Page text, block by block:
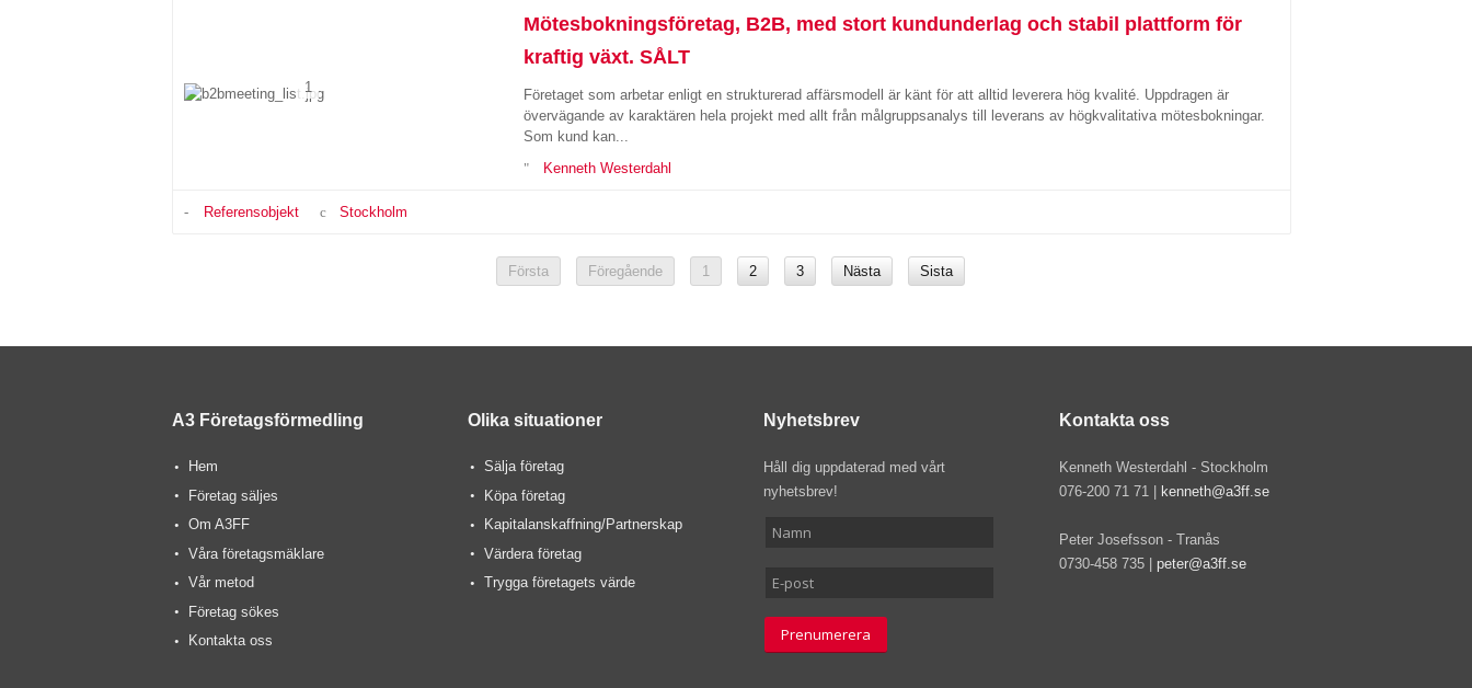
1
Mötesbokningsföretag, B2B, med stort kundunderlag och stabil plattform för
kraftig växt. SÅLT
Företaget som arbetar enligt en strukturerad affärsmodell är känt för att alltid leverera hög kvalité. Uppdragen är
övervägande av karaktären hela projekt med allt från målgruppsanalys till leverans av högkvalitativa mötesbokningar.
Som kund kan...
Kenneth Westerdahl
Referensobjekt Stockholm
Första Föregående 1 2 3 Nästa Sista
A3 Företagsförmedling
Hem
Företag säljes
Om A3FF
Våra företagsmäklare
Vår metod
Företag sökes
Kontakta oss
Olika situationer
Sälja företag
Köpa företag
Kapitalanskaffning/Partnerskap
Värdera företag
Trygga företagets värde
Nyhetsbrev
Håll dig uppdaterad med vårt
nyhetsbrev!
Kontakta oss
Kenneth Westerdahl - Stockholm
076-200 71 71 |
kenneth@a3ff.se
Peter Josefsson - Tranås
0730-458 735 | peter@a3ff.se